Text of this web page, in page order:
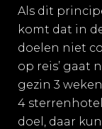
Als dit
komt dat in
doelen niet
op reis’ gaat
gezin 3
4
doel, daar